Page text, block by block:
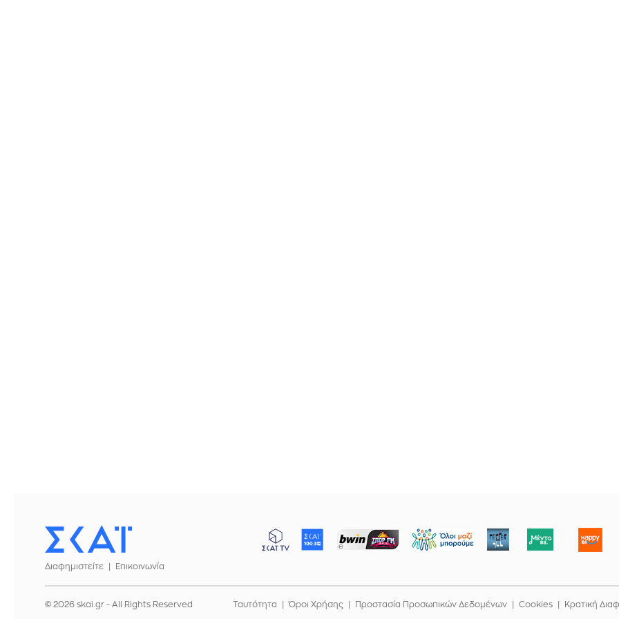
Διαφημιστείτε
Επικοινωνία
© 2026 skai.gr - All Rights Reserved Ταυτότητα Όροι Χρήσης Προστασία Προσωπικών Δεδομένων Cookies Κρατική